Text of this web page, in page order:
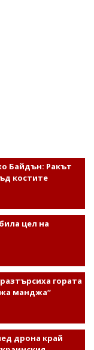
Байдън: Ракът
костите
цел на
гората
манджа“
дрона край